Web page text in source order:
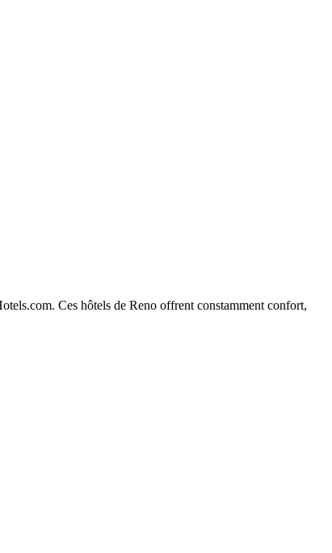
Ces hôtels de Reno offrent constamment confort,